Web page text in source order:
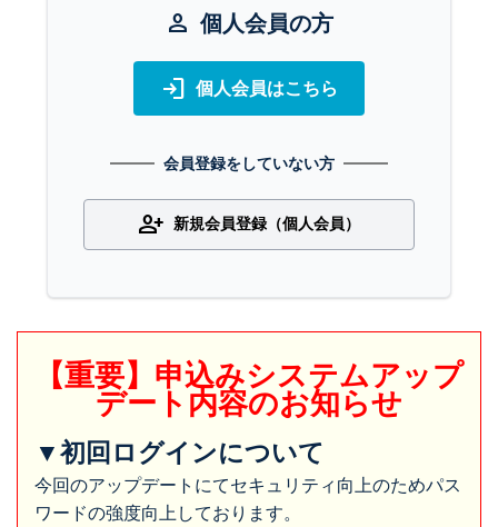
person 個人会員の方
login 個人会員はこちら
会員登録をしていない方
person_add 新規会員登録（個人会員）
【重要】申込みシステムアップ
デート内容のお知らせ
▼初回ログインについて
今回のアップデートにてセキュリティ向上のためパス
ワードの強度向上しております。